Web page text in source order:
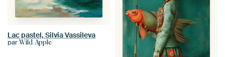
Lac pastel, Silvia Vassileva
par Wild Apple